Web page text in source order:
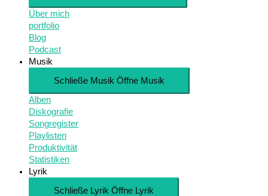
Über mich
portfolio
Blog
Podcast
Musik
Schließe Musik Öffne Musik
Alben
Diskografie
Songregister
Playlisten
Produktivität
Statistiken
Lyrik
Schließe Lyrik Öffne Lyrik